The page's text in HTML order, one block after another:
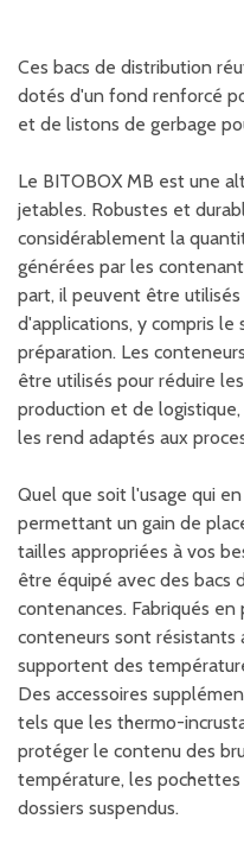
Ces bacs de distribution
dotés d'un fond renforcé
et de listons de gerbage
Le BITOBOX MB est une
jetables. Robustes et
considérablement la
générées par les
part, il peuvent être
d'applications, y compris
préparation. Les
être utilisés pour réduire
production et de
les rend adaptés aux
Quel que soit l'usage qui
permettant un gain de
tailles appropriées à vos
être équipé avec des bacs
contenances. Fabriqués en
conteneurs sont
supportent des
Des accessoires
tels que les thermo-
protéger le contenu des
température, les
dossiers suspendus.